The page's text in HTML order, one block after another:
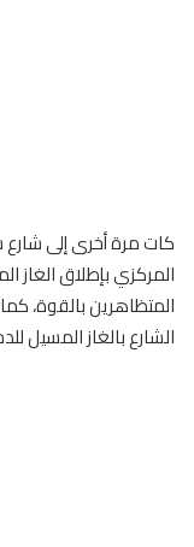
كات مرة أخرى إلى
المركزي بإطلاق الغاز
المتظاهرين بالقوة،
الشارع بالغاز المسيل